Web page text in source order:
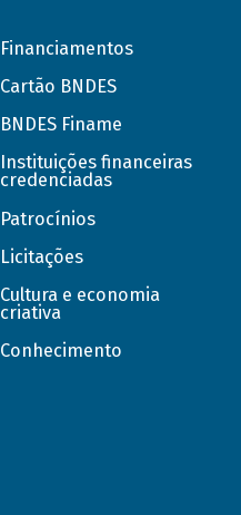
Financiamentos
Cartão BNDES
BNDES Finame
Instituições financeiras
credenciadas
Patrocínios
Licitações
Cultura e economia
criativa
Conhecimento